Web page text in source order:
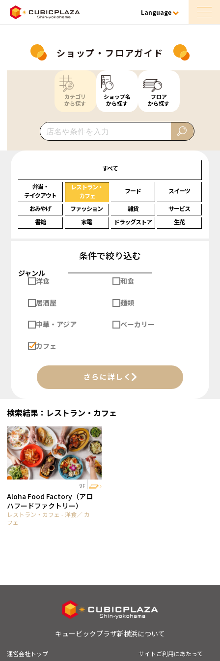
Language
ショップ・フロアガイド
カテゴリ
から探す
ショップ名
から探す
フロア
から探す
すべて
弁当・
テイクアウト
レストラン・
カフェ
フード スイーツ
おみやげ ファッション 雑貨
サービス
書籍
家電 ドラッグストア 生花
条件で絞り込む
ジャンル
洋食
和食
居酒屋 麺類
中華・アジア ベーカリー
カフェ
さらに詳しく
検索結果：レストラン・カフェ
9F
Aloha Food Factory（アロ
ハフードファクトリー）
レストラン・カフェ - 洋食／ カ
フェ
キュービックプラザ新横浜について
運営会社トップ サイトご利用にあたって